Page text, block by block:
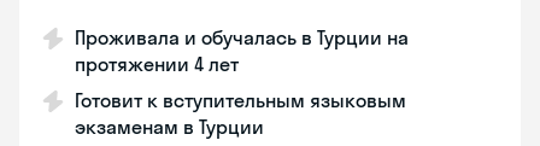
Проживала и обучалась в Турции на
протяжении 4 лет
Готовит к вступительным языковым
экзаменам в Турции